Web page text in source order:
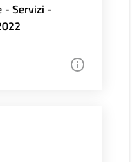
- Servizi -